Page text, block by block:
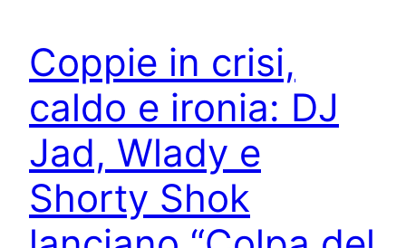
Coppie in crisi,
caldo e ironia: DJ
Jad, Wlady e
Shorty Shok